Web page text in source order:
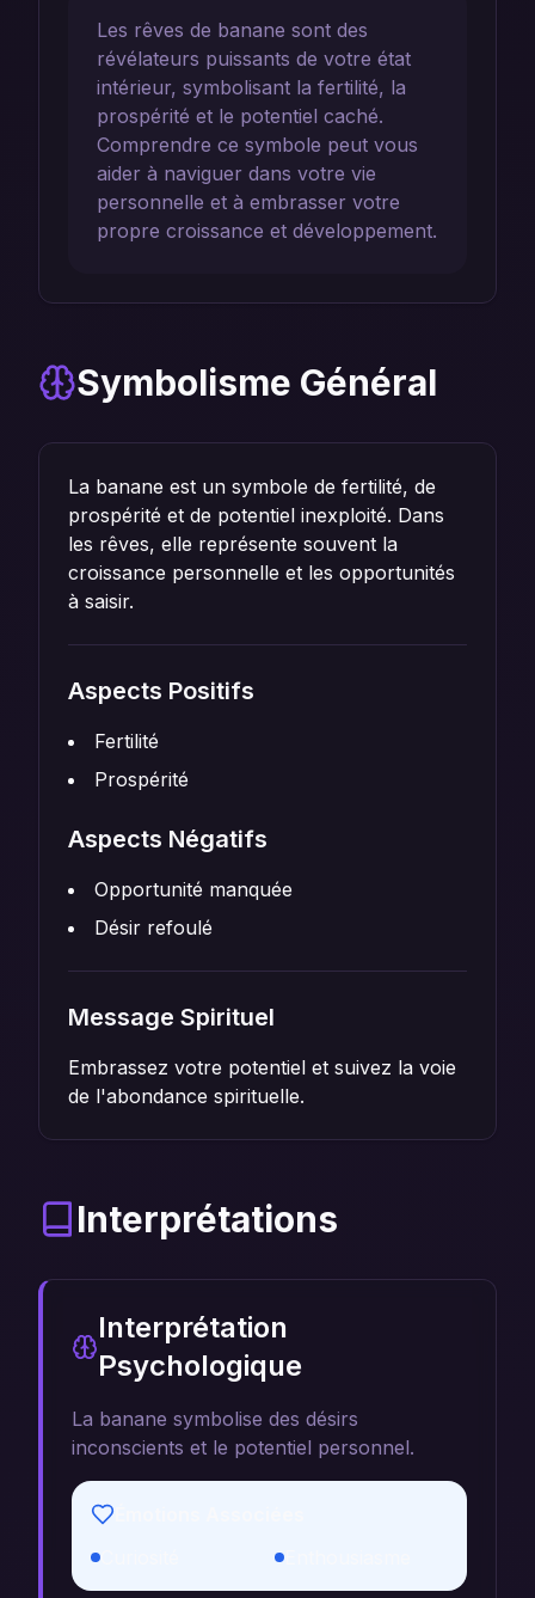
Les rêves de banane sont des
révélateurs puissants de votre état
intérieur, symbolisant la fertilité, la
prospérité et le potentiel caché.
Comprendre ce symbole peut vous
aider à naviguer dans votre vie
personnelle et à embrasser votre
propre croissance et développement.
Symbolisme Général
La banane est un symbole de fertilité, de
prospérité et de potentiel inexploité. Dans
les rêves, elle représente souvent la
croissance personnelle et les opportunités
à saisir.
Aspects Positifs
Fertilité
Prospérité
Aspects Négatifs
Opportunité manquée
Désir refoulé
Message Spirituel
Embrassez votre potentiel et suivez la voie
de l'abondance spirituelle.
Interprétations
Interprétation
Psychologique
La banane symbolise des désirs
inconscients et le potentiel personnel.
Enthousiasme